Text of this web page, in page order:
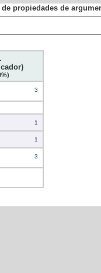
propiedades de
3
1
1
3